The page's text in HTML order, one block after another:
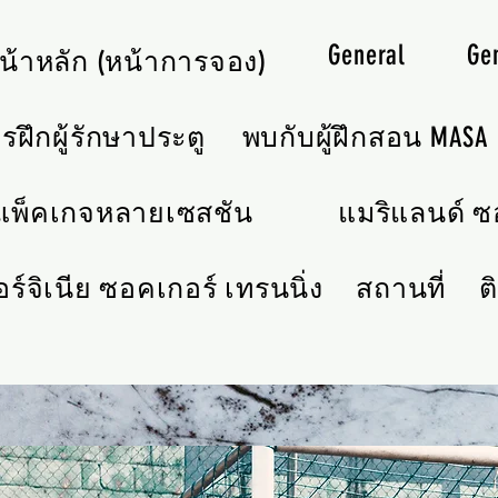
าหลัก (หน้าการจอง) General
ฝึกผู้รักษาประตู พบกับผู้ฝึกสอน MASA
พ็คเกจหลายเซสชัน แมริแลนด์ ซ
ร์จิเนีย ซอคเกอร์ เทรนนิ่ง สถานที่